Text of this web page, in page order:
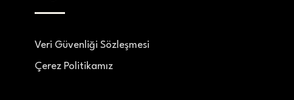
Veri Güvenliği Sözleşmesi
Çerez Politikamız